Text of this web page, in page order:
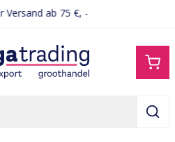
Versand ab 75 €, -